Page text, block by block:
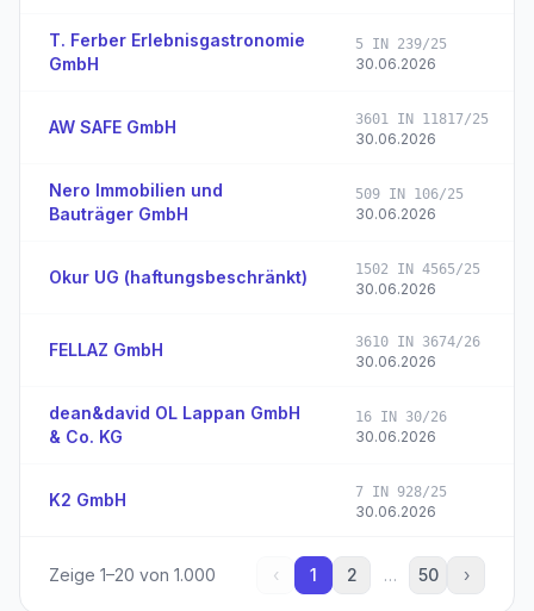
T. Ferber Erlebnisgastronomie
GmbH
5 IN 239/25
30.06.2026
AW SAFE GmbH 3601 IN 11817/25
30.06.2026
Nero Immobilien und
Bauträger GmbH
509 IN 106/25
30.06.2026
Okur UG (haftungsbeschränkt) 1502 IN 4565/25
30.06.2026
FELLAZ GmbH 3610 IN 3674/26
30.06.2026
dean&david OL Lappan GmbH
& Co. KG
16 IN 30/26
30.06.2026
K2 GmbH 7 IN 928/25
30.06.2026
Zeige 1–20 von 1.000 ‹ 1 2 … 50 ›